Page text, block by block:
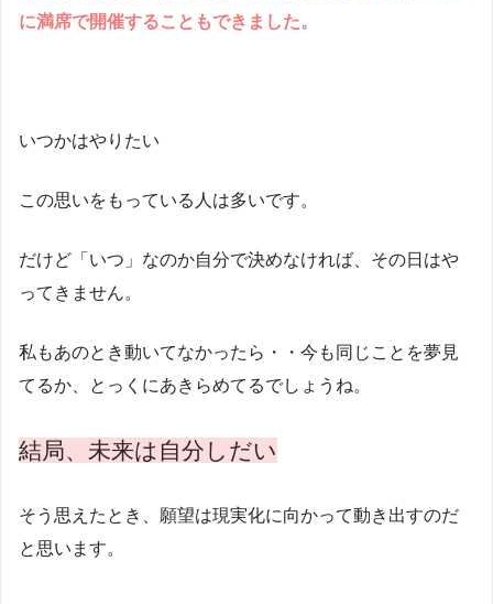
に満席で開催することもできました。
いつかはやりたい
この思いをもっている人は多いです。
だけど「いつ」なのか自分で決めなければ、その日はや
ってきません。
私もあのとき動いてなかったら・・今も同じことを夢見
てるか、とっくにあきらめてるでしょうね。
結局、未来は自分しだい
そう思えたとき、願望は現実化に向かって動き出すのだ
と思います。